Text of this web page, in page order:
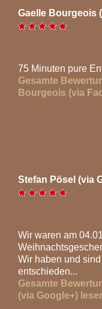
Gaelle Bourgeois
75 Minuten pure
Gesamte
Bourgeois (via
Stefan Pösel (via
Wir waren am
Wir haben und
entschieden...
Gesamte
(via Google+)